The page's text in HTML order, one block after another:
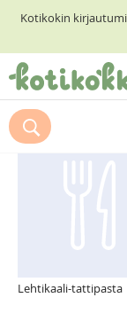
Kotikokin
ETUSIVU
RESEPTIHAKU
Suosittelemme
Lehtikaali-tattipasta